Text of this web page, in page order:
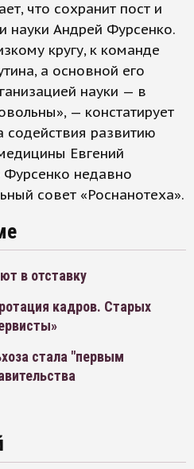
что сохранит пост и
науки Андрей Фурсенко.
кругу, к команде
а основной его
науки — в
— констатирует
развитию
Евгений
Фурсенко недавно
совет «Роснанотеха».
в отставку
кадров. Старых
стала "первым